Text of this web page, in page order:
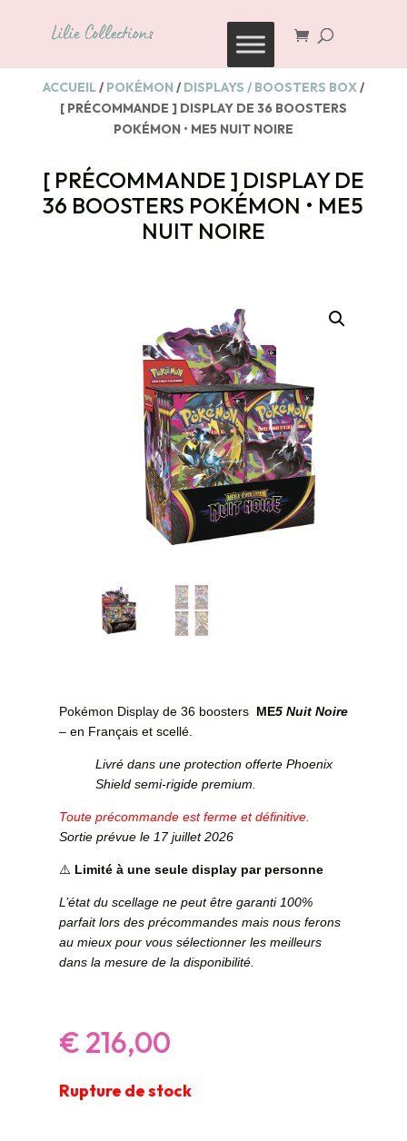
ACCUEIL/ POKÉMON / DISPLAYS / BOOSTERS BOX/
[ PRÉCOMMANDE ] DISPLAY DE 36 BOOSTERS
POKÉMON • ME5 NUIT NOIRE
[ PRÉCOMMANDE ] DISPLAY DE
36 BOOSTERS POKÉMON • ME5
NUIT NOIRE
Pokémon Display de 36 boosters ME5Nuit Noire
– en Français et scellé.
Livré dans une protection offerte Phoenix
Shield semi-rigide premium.
Toute précommande est ferme et définitive.
Sortie prévue le 17 juillet 2026
⚠️ Limité à une seule display par personne
L’état du scellage ne peut être garanti 100%
parfait lors des précommandes mais nous ferons
au mieux pour vous sélectionner les meilleurs
dans la mesure de la disponibilité.
€ 216,00
Rupture de stock